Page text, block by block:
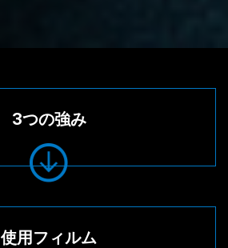
3つの強み
使用フィルム